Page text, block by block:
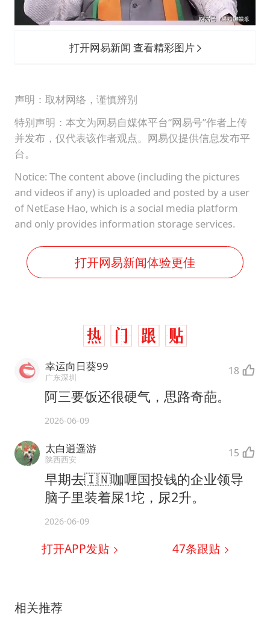
打开网易新闻 查看精彩图片
声明：取材网络，谨慎辨别
特别声明：本文为网易自媒体平台“网易号”作者上传
并发布，仅代表该作者观点。网易仅提供信息发布平
台。
Notice: The content above (including the pictures
and videos if any) is uploaded and posted by a user
of NetEase Hao, which is a social media platform
and only provides information storage services.
打开网易新闻体验更佳
幸运向日葵99
广东深圳 18
阿三要饭还很硬气，思路奇葩。
2026-06-09
太白逍遥游
陕西西安 15
早期去🇮🇳咖喱国投钱的企业领导
脑子里装着屎1坨，尿2升。
2026-06-09
打开APP发贴 47条跟贴
相关推荐